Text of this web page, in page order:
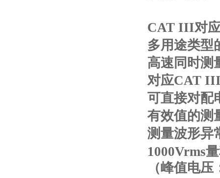
CAT III对
多用途类型
高速同时测
对应CAT
可直接对配
有效值的测
测量波形异
1000Vrms
（峰值电